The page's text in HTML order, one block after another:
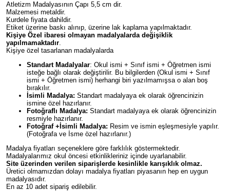
Atletizm Madalyasının Çapı 5,5 cm dir.
Malzemesi metaldir.
Kurdele fiyata dahildir.
Etiket üzerine baskı alınıp, üzerine lak kaplama yapılmaktadır.
Kişiye Özel ibaresi olmayan madalyalarda değişiklik
yapılmamaktadır.
Kişiye özel tasarlanan madalyalarda
Standart Madalyalar: Okul ismi + Sınıf ismi + Öğretmen ismi
isteğe bağlı olarak değiştirilir. Bu bilgilerden (Okul ismi + Sınıf
ismi + Öğretmen ismi) herhangi biri yazılmamışsa o alan boş
bırakılır.
İsimli Madalya: Standart madalyaya ek olarak öğrencinizin
ismine özel hazırlanır.
Fotoğraflı Madalya: Standart madalyaya ek olarak öğrencinizin
resmiyle hazırlanır.
Fotoğraf +İsimli Madalya: Resim ve ismin eşleşmesiyle yapılır.
(Fotoğrafa ve İsme özel hazırlanır.)
Madalya fiyatları seçeneklere göre farklılık göstermektedir.
Madalyalarımız okul öncesi etkinlikleriniz içinde uyarlanabilir.
Site üzerinden verilen siparişlerde kesinlikle karışıklık olmaz.
Üretici olmamızdan dolayı madalya fiyatları piyasanın hep en uygun
madalyasıdır.
En az 10 adet sipariş edilebilir.